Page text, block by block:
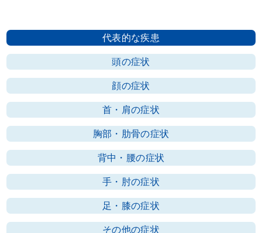
代表的な疾患
頭の症状
顔の症状
首・肩の症状
胸部・肋骨の症状
背中・腰の症状
手・肘の症状
足・膝の症状
その他の症状